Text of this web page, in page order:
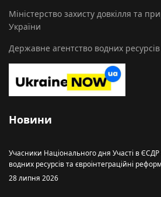
Міністерство захисту довкілля та
України
Державне агентство водних
Новини
Учасники Національного дня Участі в
водних ресурсів та євроінтеграційні
28 липня 2026